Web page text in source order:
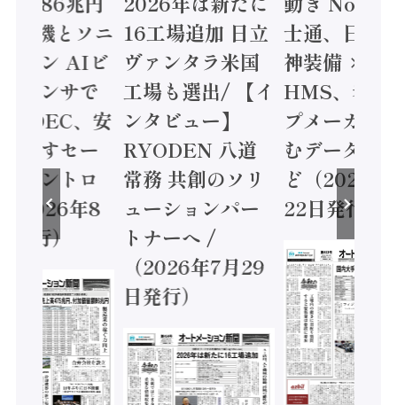
電機とソニ
コン AIビ
センサで
/ IDEC、安
かすセー
コントロ
2026年8
発行）
16工場追加 日立
ヴァンタラ米国
工場も選出/ 【イ
ンタビュー】
RYODEN 八道
常務 共創のソリ
ューションパー
トナーへ /
（2026年7月29
日発行）
士通、日立
神装備 ×
HMS、老舗
プメーカー
むデータ活
ど（2026年
22日発行）